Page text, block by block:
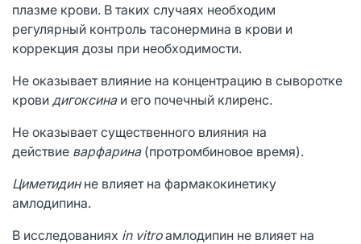
плазме крови. В таких случаях необходим
регулярный контроль тасонермина в крови и
коррекция дозы при необходимости.
Не оказывает влияние на концентрацию в сыворотке
крови дигоксина и его почечный клиренс.
Не оказывает существенного влияния на
действие варфарина(протромбиновое время).
Циметидинне влияет на фармакокинетику
амлодипина.
В исследованиях in vitroамлодипин не влияет на